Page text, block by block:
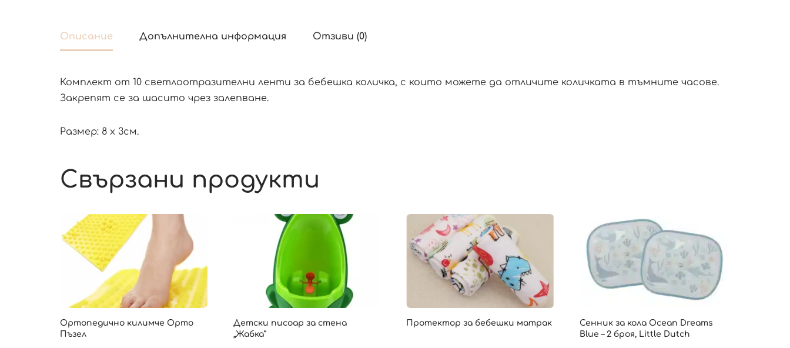
Описание Допълнителна информация Отзиви (0)
Комплект от 10 светлоотразителни ленти за бебешка количка, с които можете да отличите количката в тъмните часове.
Закрепят се за шасито чрез залепване.
Размер: 8 х 3см.
Свързани продукти
Ортопедично килимче Орто
Пъзел
Детски писоар за стена
„Жабка“
Протектор за бебешки матрак
Сенник за кола Ocean Dreams
Blue – 2 броя, Little Dutch